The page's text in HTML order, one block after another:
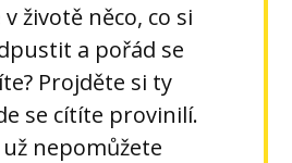
životě něco, co si
a pořád se
Projděte si ty
se cítíte provinilí.
nepomůžete